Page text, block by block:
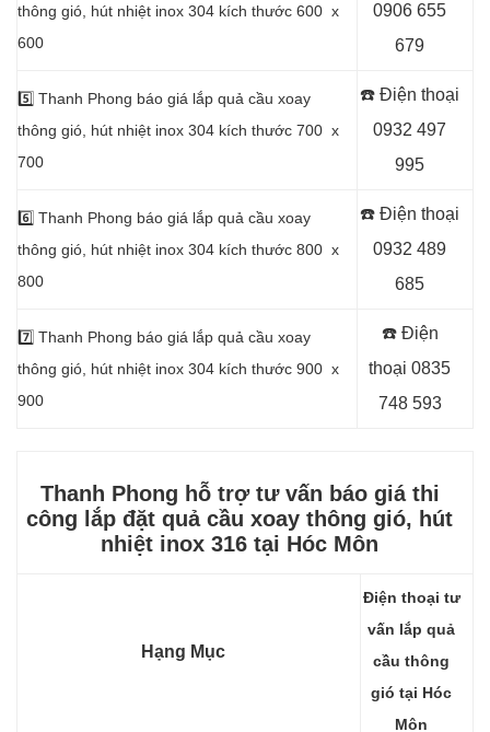
thông gió, hút nhiệt inox 304 kích thước 600 x
600
0906 655
679
5️⃣ Thanh Phong báo giá lắp quả cầu xoay
thông gió, hút nhiệt inox 304 kích thước 700 x
700
☎️ Điện thoại
0932 497
995
6️⃣ Thanh Phong báo giá lắp quả cầu xoay
thông gió, hút nhiệt inox 304 kích thước 800 x
800
☎️ Điện thoại
0932 489
685
7️⃣ Thanh Phong báo giá lắp quả cầu xoay
thông gió, hút nhiệt inox 304 kích thước 900 x
900
☎️ Điện
thoại 0835
748 593
Thanh Phong hỗ trợ tư vấn báo giá thi
công lắp đặt quả cầu xoay thông gió, hút
nhiệt inox 316 tại Hóc Môn
Hạng Mục
Điện thoại tư
vấn lắp quả
cầu thông
gió tại Hóc
Môn